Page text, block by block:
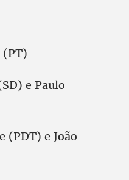
(PT)
e Paulo
(PDT) e João